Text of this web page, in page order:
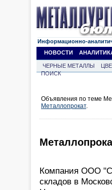
Информационно-
НОВОСТИ
ЧЕРНЫЕ МЕТАЛЛЫ
ПОИСК
Объявления по теме
Металлопрокат.
Компания ООО
складов в